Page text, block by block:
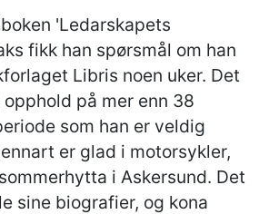
'Ledarskapets
fikk han spørsmål om han
Libris noen uker. Det
på mer enn 38
som han er veldig
er glad i motorsykler,
i Askersund. Det
sine biografier, og kona